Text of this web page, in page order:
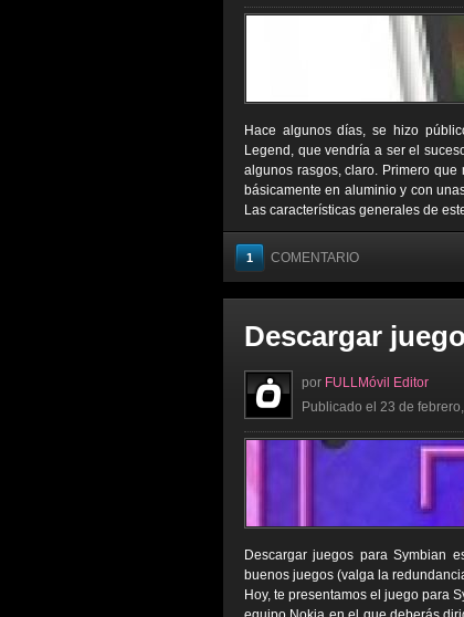
Hace algunos días, se hizo
Legend, que vendría a ser el
algunos rasgos, claro. Primero
básicamente en aluminio y con
Las características generales de
1 COMENTARIO
Descargar
por FULLMóvil Editor
Publicado el 23 de
Descargar juegos para Symbian
buenos juegos (valga la
Hoy, te presentamos el juego para